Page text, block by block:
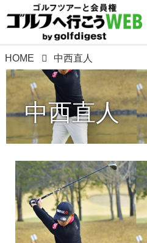
HOME 中西直人
中西直人